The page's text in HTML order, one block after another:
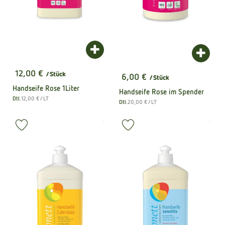
, Preis:
12,00 € / Stück
Handseife Rose 1Liter
, Herkunft:
Dtl., Referenzpreis:
12,00 €/ LT
Produkt zum Warenkorb hinzufügen
, Preis:
6,00 € / Stück
Handseife Rose im Spender
, Herkunft:
Dtl., Referenzpreis:
20,00 €/ LT
, Verband:
. ,
.